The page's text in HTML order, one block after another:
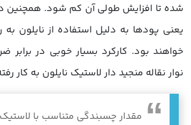
شده تا افزایش طولی آن کم شود.
یعنی پودها به دلیل استفاده از نایلون به
خواهند بود. کارکرد بسیار خوبی در برابر
نوار نقاله منجید دار لاستیک نایلون به کار
مقدار چسبندگی متناسب با